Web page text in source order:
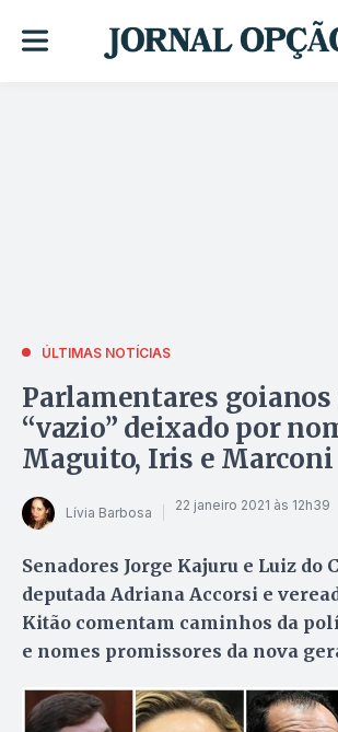
ÚLTIMAS NOTÍCIAS
Parlamentares
“vazio” deixado por
Maguito, Iris e Marconi
Lívia Barbosa 22 janeiro 2021 às 12h39
Senadores Jorge Kajuru e Luiz do
deputada Adriana Accorsi e
Kitão comentam caminhos da
e nomes promissores da nova